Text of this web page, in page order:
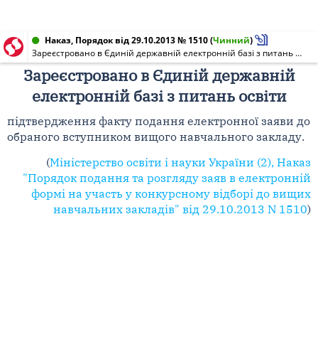
Наказ, Порядок від 29.10.2013 № 1510(Чинний)
Зареєстровано в Єдиній державній електронній базі з питань освіти [статус електронної заяви на участь у конкурсному відборі до вищих навчальних закладів]